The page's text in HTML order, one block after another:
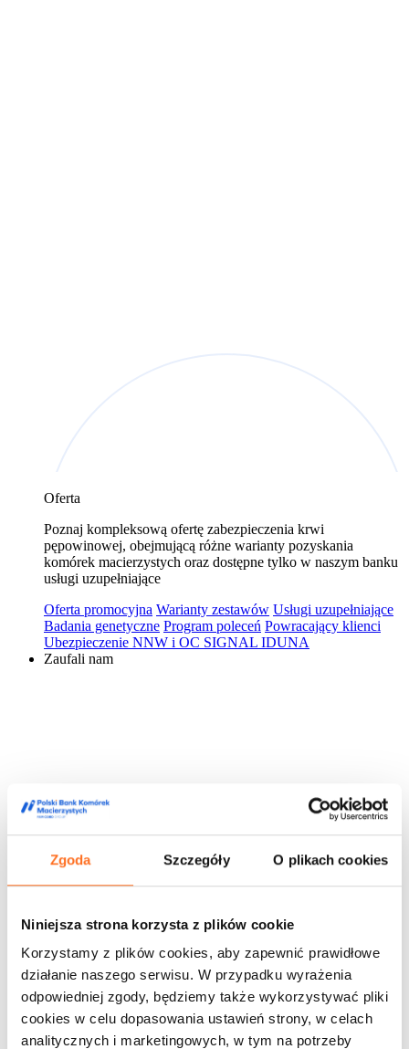
Zgoda Szczegóły O plikach cookies
Niniejsza strona korzysta z plików cookie
Korzystamy z plików cookies, aby zapewnić prawidłowe
działanie naszego serwisu. W przypadku wyrażenia
odpowiedniej zgody, będziemy także wykorzystywać pliki
cookies w celu dopasowania ustawień strony, w celach
analitycznych i marketingowych, w tym na potrzeby
Oferta
Poznaj kompleksową ofertę zabezpieczenia krwi
pępowinowej, obejmującą różne warianty pozyskania
komórek macierzystych oraz dostępne tylko w naszym banku
usługi uzupełniające
Oferta promocyjna Warianty zestawów Usługi uzupełniające
Badania genetyczne Program poleceń Powracający klienci
Ubezpieczenie NNW i OC SIGNAL IDUNA
Zaufali nam